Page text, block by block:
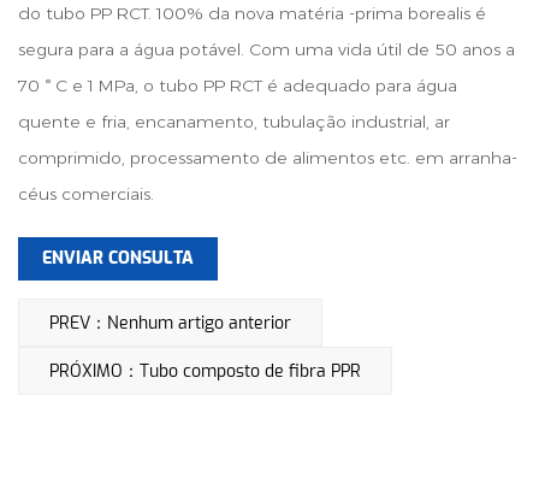
do tubo PP RCT. 100% da nova matéria -prima borealis é
segura para a água potável. Com uma vida útil de 50 anos a
70 ° C e 1 MPa, o tubo PP RCT é adequado para água
quente e fria, encanamento, tubulação industrial, ar
comprimido, processamento de alimentos etc. em arranha-
céus comerciais.
ENVIAR CONSULTA
PREV：Nenhum artigo anterior
PRÓXIMO：Tubo composto de fibra PPR